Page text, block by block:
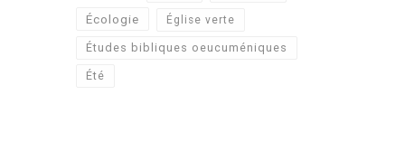
Écologie Église verte
Études bibliques oeucuméniques
Été